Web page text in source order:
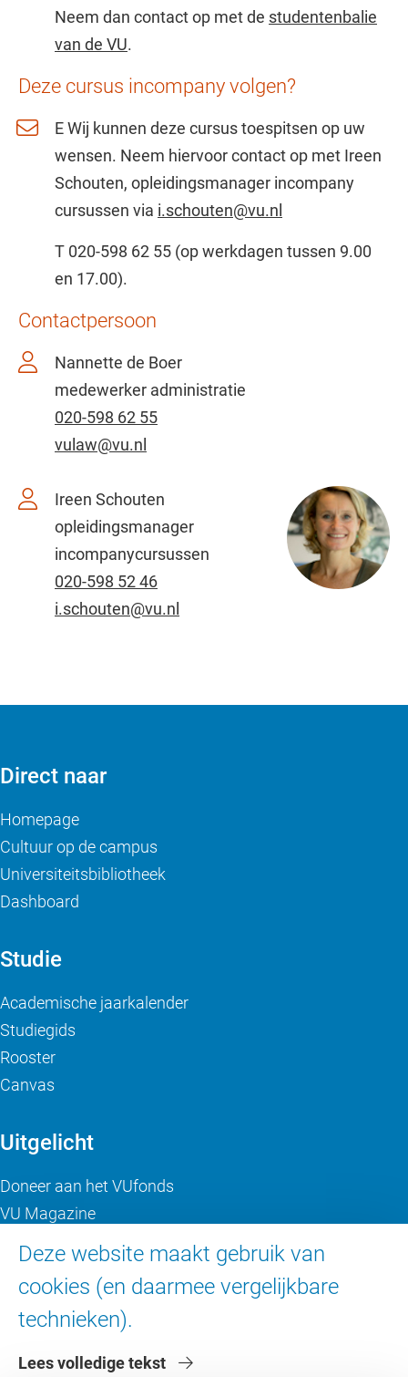
Neem dan contact op met de studentenbalie
van de VU.
Deze cursus incompany volgen?
E Wij kunnen deze cursus toespitsen op uw
wensen. Neem hiervoor contact op met Ireen
Schouten, opleidingsmanager incompany
cursussen via i.schouten@vu.nl
T 020-598 62 55 (op werkdagen tussen 9.00
en 17.00).
Contactpersoon
Nannette de Boer
medewerker administratie
020-598 62 55
vulaw@vu.nl
Ireen Schouten
opleidingsmanager
incompanycursussen
020-598 52 46
i.schouten@vu.nl
Deze website maakt gebruik van
cookies (en daarmee vergelijkbare
technieken).
Lees volledige tekst
Direct naar
Homepage
Cultuur op de campus
Universiteitsbibliotheek
Dashboard
Studie
Academische jaarkalender
Studiegids
Rooster
Canvas
Uitgelicht
Doneer aan het VUfonds
VU Magazine
Over de VU
Contact en route